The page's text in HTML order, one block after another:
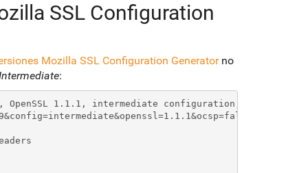
SSL Configuration
Mozilla SSL Configuration Generatorno
:
1.1.1, intermediate configuration, no OCSP